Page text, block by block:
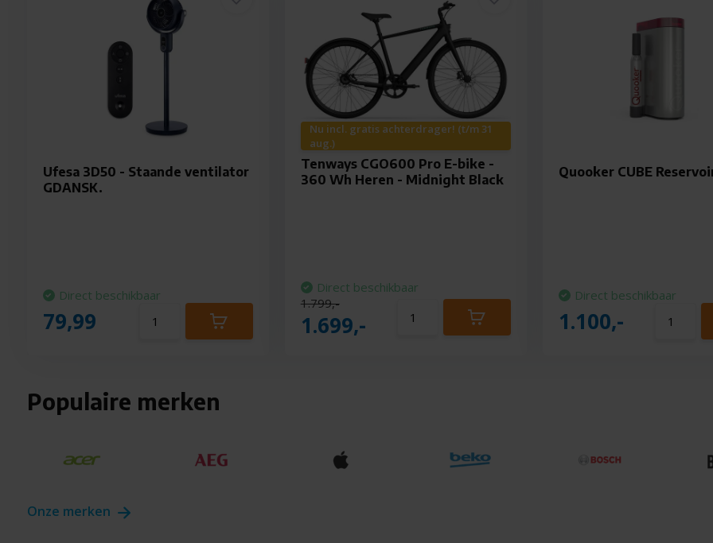
Ufesa 3D50 - Staande ventilator
GDANSK.
Direct beschikbaar
79,99
Nu incl. gratis achterdrager! (t/m 31
aug.)
Tenways CGO600 Pro E-bike -
360 Wh Heren - Midnight Black
Direct beschikbaar
1.799,-
1.699,-
Quooker CUBE
Direct beschikbaar
1.100,-
Populaire merken
Onze merken